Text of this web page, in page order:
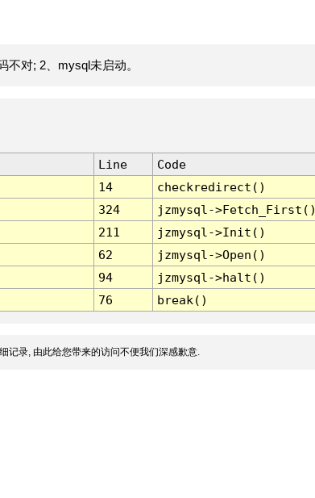
对; 2、mysql未启动。
Line
Code
14
checkredirect()
324
jzmysql-
211
jzmysql->Init()
62
jzmysql->Open()
94
jzmysql->halt()
76 break()
记录, 由此给您带来的访问不便我们深感歉意.